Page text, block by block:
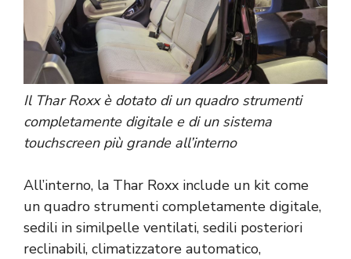
Il Thar Roxx è dotato di un quadro strumenti
completamente digitale e di un sistema
touchscreen più grande all’interno
All’interno, la Thar Roxx include un kit come
un quadro strumenti completamente digitale,
sedili in similpelle ventilati, sedili posteriori
reclinabili, climatizzatore automatico,